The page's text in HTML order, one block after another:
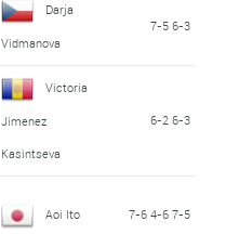
Darja
Vidmanova
7-5 6-3
Victoria
Jimenez
Kasintseva
6-2 6-3
Aoi Ito 7-6 4-6 7-5